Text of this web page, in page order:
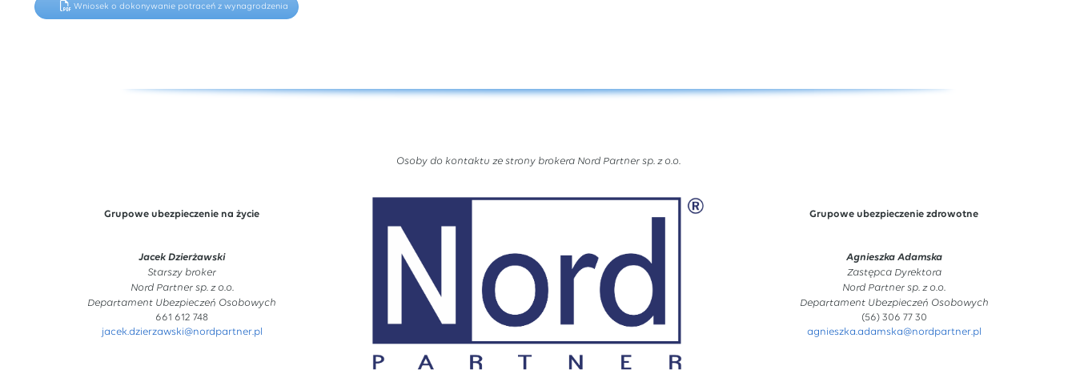
Wniosek o dokonywanie potraceń z wynagrodzenia
Osoby do kontaktu ze strony brokera Nord Partner sp. z o.o.
Grupowe ubezpieczenie na życie
Jacek Dzierżawski
Starszy broker
Nord Partner sp. z o.o.
Departament Ubezpieczeń Osobowych
661 612 748
jacek.dzierzawski@nordpartner.pl
Grupowe ubezpieczenie zdrowotne
Agnieszka Adamska
Zastępca Dyrektora
Nord Partner sp. z o.o.
Departament Ubezpieczeń Osobowych
(56) 306 77 30
agnieszka.adamska@nordpartner.pl